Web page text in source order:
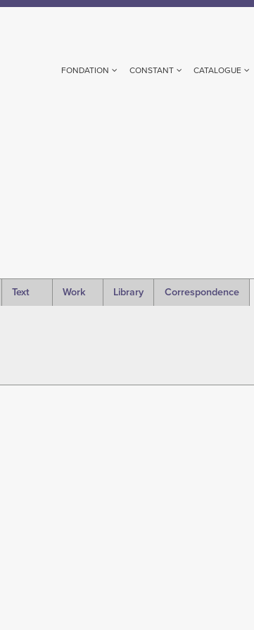
FONDATION CONSTANT CATALOGUE
Text Work Library Correspondence